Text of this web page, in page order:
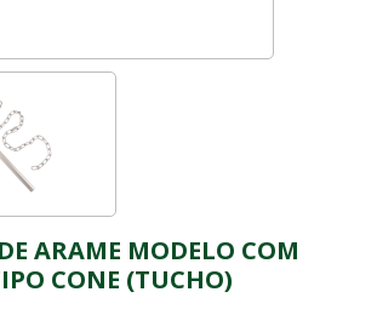
ARAME MODELO COM
CONE (TUCHO)